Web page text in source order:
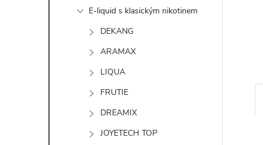
E-liquid s klasickým nikotinem
DEKANG
ARAMAX
LIQUA
FRUTIE
DREAMIX
JOYETECH TOP